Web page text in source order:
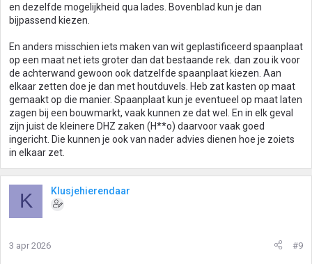
en dezelfde mogelijkheid qua lades. Bovenblad kun je dan
bijpassend kiezen.
En anders misschien iets maken van wit geplastificeerd spaanplaat
op een maat net iets groter dan dat bestaande rek. dan zou ik voor
de achterwand gewoon ook datzelfde spaanplaat kiezen. Aan
elkaar zetten doe je dan met houtduvels. Heb zat kasten op maat
gemaakt op die manier. Spaanplaat kun je eventueel op maat laten
zagen bij een bouwmarkt, vaak kunnen ze dat wel. En in elk geval
zijn juist de kleinere DHZ zaken (H**o) daarvoor vaak goed
ingericht. Die kunnen je ook van nader advies dienen hoe je zoiets
in elkaar zet.
K Klusjehierendaar
3 apr 2026 #9